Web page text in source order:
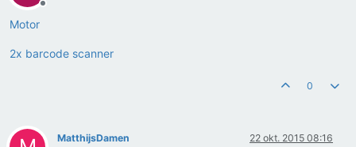
Offline
Motor
2x barcode scanner
0
MatthijsDamen 22 okt. 2015 08:16